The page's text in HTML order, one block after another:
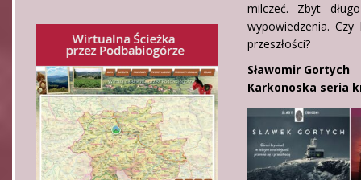
milczeć. Zbyt
wypowiedzenia.
przeszłości?
Sławomir Gortych
Karkonoska seria